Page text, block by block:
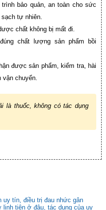
bảo quản, an toàn cho sức
tự nhiên.
chất không bị mất đi.
chất lượng sản phẩm bồi
được sản phẩm, kiểm tra, hài
chuyển.
là thuốc, không có tác dụng
uy tín điều trị đau nhức gân
linh tiên ở đâu tác dụng của uy